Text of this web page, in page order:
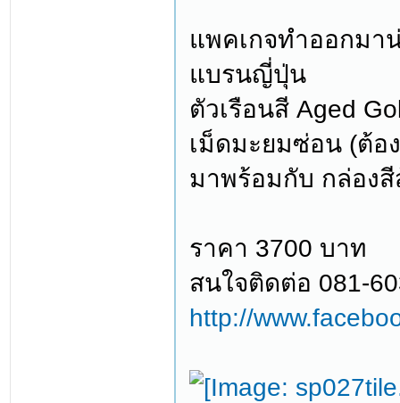
แพคเกจทำออกมา
แบรนญี่ปุ่น
ตัวเรือนสี Aged
เม็ดมะยมซ่อน (ต้อ
มาพร้อมกับ กล่อง
ราคา 3700 บาท
สนใจติดต่อ 081-
http://